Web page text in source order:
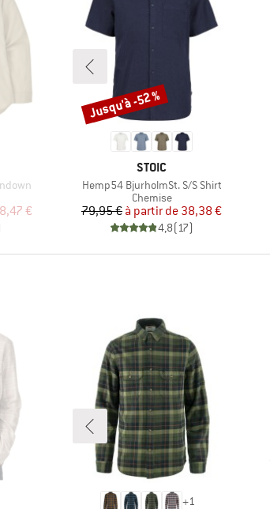
€
MARQUE
STOIC
Article
Hemp54 BjurholmSt. S/S Shirt
Product group
Chemise
Prix
79,95 € Prix réduit
à partir de 38,38 €
4,8(17)
Remise
Jusqu'à -52 %
+1